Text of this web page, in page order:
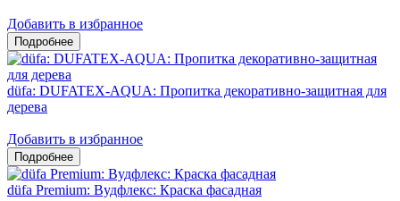
Добавить в избранное
düfa: DUFATEX-AQUA: Пропитка декоративно-защитная для
дерева
Добавить в избранное
düfa Premium: Вудфлекс: Краска фасадная